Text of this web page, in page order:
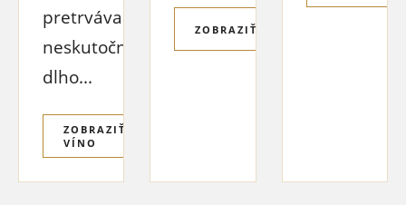
pretrváva
neskutočne
dlho...
ZOBRAZIŤ
VÍNO
ZOBRAZIŤ VÍNO